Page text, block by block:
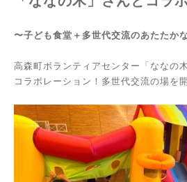
〜子ども食堂＋多世代交流のあたたか
高森町ボランティアセンター「ななの
コラボレーション！多世代交流の場を